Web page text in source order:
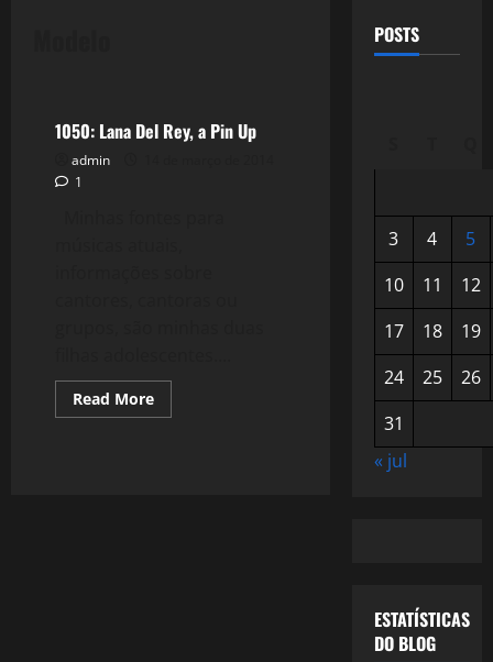
1050: Lana Del Rey, a Pin Up
admin
1
Read MoreRead
more
POSTS
3 4
5
10
11
12
17
18
19
24
25
26
31
« jul
ESTATÍSTICAS
DO BLOG